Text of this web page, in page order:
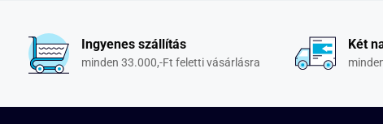
Ingyenes szállítás
minden 33.000,-Ft feletti vásárlásra
Két